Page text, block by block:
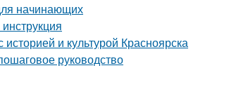
начинающих
и культурой Красноярска
руководство